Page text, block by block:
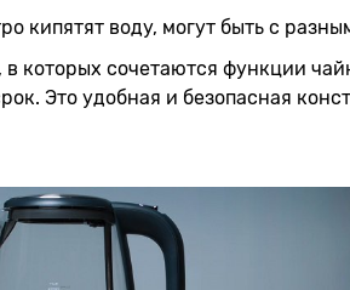
кипятят воду, могут быть с
в которых сочетаются функции
Это удобная и безопасная